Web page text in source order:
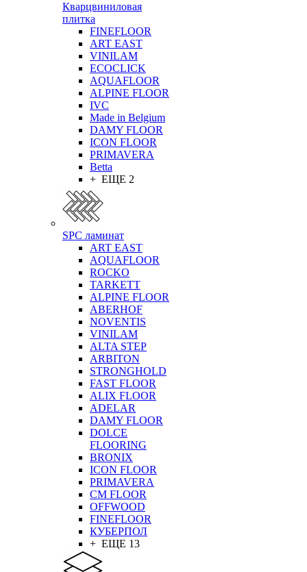
Кварцвиниловая
плитка
FINEFLOOR
ART EAST
VINILAM
ECOCLICK
AQUAFLOOR
ALPINE FLOOR
IVC
Made in Belgium
DAMY FLOOR
ICON FLOOR
PRIMAVERA
Betta
+ ЕЩЕ 2
SPC ламинат
ART EAST
AQUAFLOOR
ROCKO
TARKETT
ALPINE FLOOR
ABERHOF
NOVENTIS
VINILAM
ALTA STEP
ARBITON
STRONGHOLD
FAST FLOOR
ALIX FLOOR
ADELAR
DAMY FLOOR
DOLCE
FLOORING
BRONIX
ICON FLOOR
PRIMAVERA
CM FLOOR
OFFWOOD
FINEFLOOR
КУБЕРПОЛ
+ ЕЩЕ 13